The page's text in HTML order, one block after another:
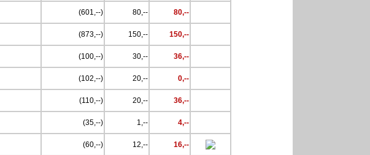
(601,--) 80,-- 80,--
(873,--) 150,-- 150,--
(100,--) 30,-- 36,--
(102,--) 20,-- 0,--
(110,--) 20,-- 36,--
(35,--) 1,-- 4,--
(60,--) 12,-- 16,--